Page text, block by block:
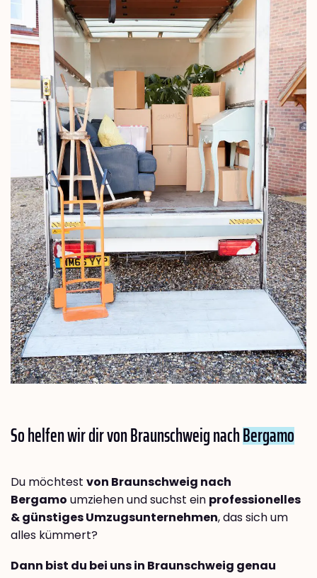
So helfen wir dir von Braunschweig nachBergamo
Du möchtest von Braunschweig nach
Bergamo umziehen und suchst ein professionelles
& günstiges Umzugsunternehmen, das sich um
alles kümmert?
Dann bist du bei uns in Braunschweig genau